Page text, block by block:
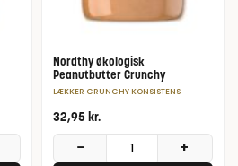
Nordthy økologisk
Peanutbutter Crunchy
LÆKKER CRUNCHY KONSISTENS
32,95kr.
− +